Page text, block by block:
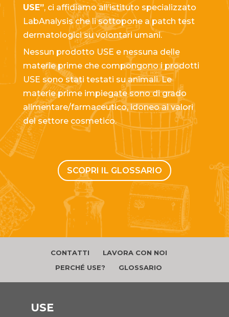
USE”, ci affidiamo all’istituto specializzato
LabAnalysis che li sottopone a patch test
dermatologici su volontari umani.
Nessun prodotto USE e nessuna delle
materie prime che compongono i prodotti
USE sono stati testati su animali. Le
materie prime impiegate sono di grado
alimentare/farmaceutico, idoneo ai valori
del settore cosmetico.
SCOPRI IL GLOSSARIO
CONTATTI
LAVORA CON NOI
PERCHÉ USE?
GLOSSARIO
USE